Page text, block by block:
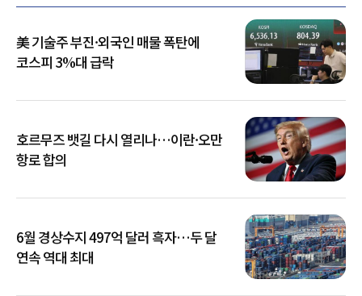
美 기술주 부진·외국인 매물 폭탄에
코스피 3%대 급락
호르무즈 뱃길 다시 열리나…이란·오만
항로 합의
6월 경상수지 497억 달러 흑자…두 달
연속 역대 최대